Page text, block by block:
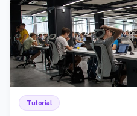
Tutorial